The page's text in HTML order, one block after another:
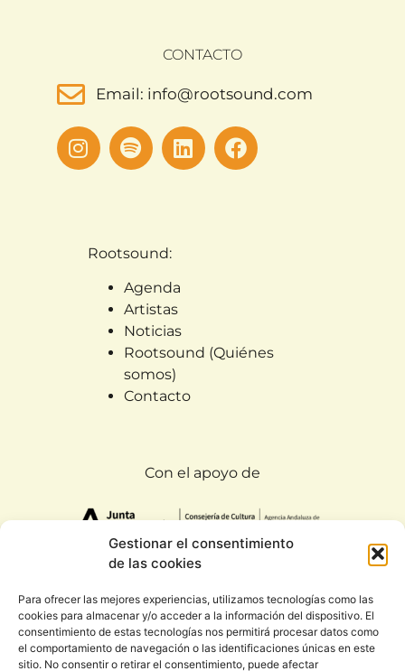
Gestionar el consentimiento
de las cookies
Para ofrecer las mejores experiencias, utilizamos tecnologías como las
cookies para almacenar y/o acceder a la información del dispositivo. El
consentimiento de estas tecnologías nos permitirá procesar datos como
el comportamiento de navegación o las identificaciones únicas en este
sitio. No consentir o retirar el consentimiento, puede afectar
CONTACTO
Email: info@rootsound.com
Rootsound:
Agenda
Artistas
Noticias
Rootsound (Quiénes
somos)
Contacto
Con el apoyo de
Todos los derechos reservados. Rootsound 2020
|Condiciones generales y política de privacidad